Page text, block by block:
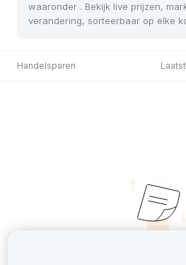
waaronder . Bekijk live prijzen,
verandering, sorteerbaar op elke
Handelsparen